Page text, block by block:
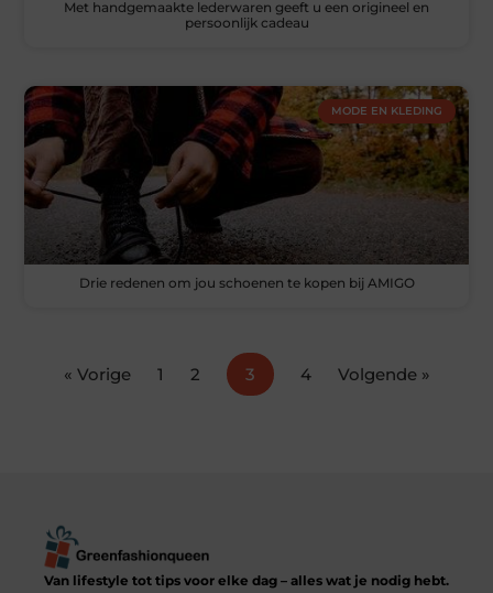
Met handgemaakte lederwaren geeft u een origineel en
persoonlijk cadeau
MODE EN KLEDING
Drie redenen om jou schoenen te kopen bij AMIGO
« Vorige 1 2 3 4 Volgende »
Van lifestyle tot tips voor elke dag – alles wat je nodig hebt.